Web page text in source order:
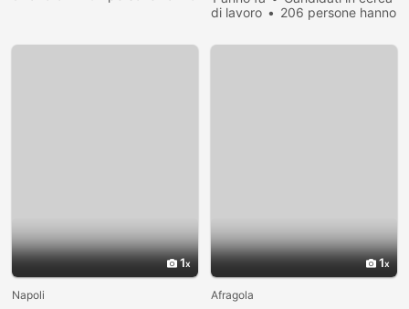
di lavoro
206 persone hanno
1
Napoli
1
Afragola